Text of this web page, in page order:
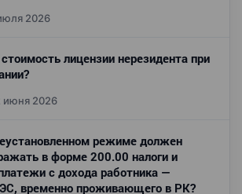
2026
лицензии нерезидента при
июня 2026
режиме должен
в форме 200.00 налоги и
с дохода работника —
временно проживающего в РК?